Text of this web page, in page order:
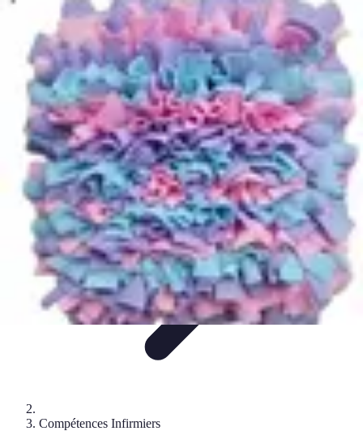
Infirmiers à Domicile
Pratiques et erreursChoix de l'infirmierTechnologie et
InnovationCommunication et PratiquesCommunication
Infirmiers à Domicile
Compétences Infirmiers